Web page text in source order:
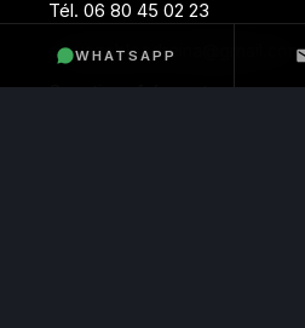
Tél. 06 80 45 02 23
elevagebloodreina@gmail.com
Questions fréquentes
WHATSAPP